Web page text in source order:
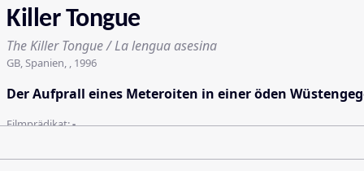
Killer Tongue
The Killer Tongue / La lengua asesina
GB, Spanien, , 1996
Der Aufprall eines Meteroiten in einer öden
Filmprädikat:-